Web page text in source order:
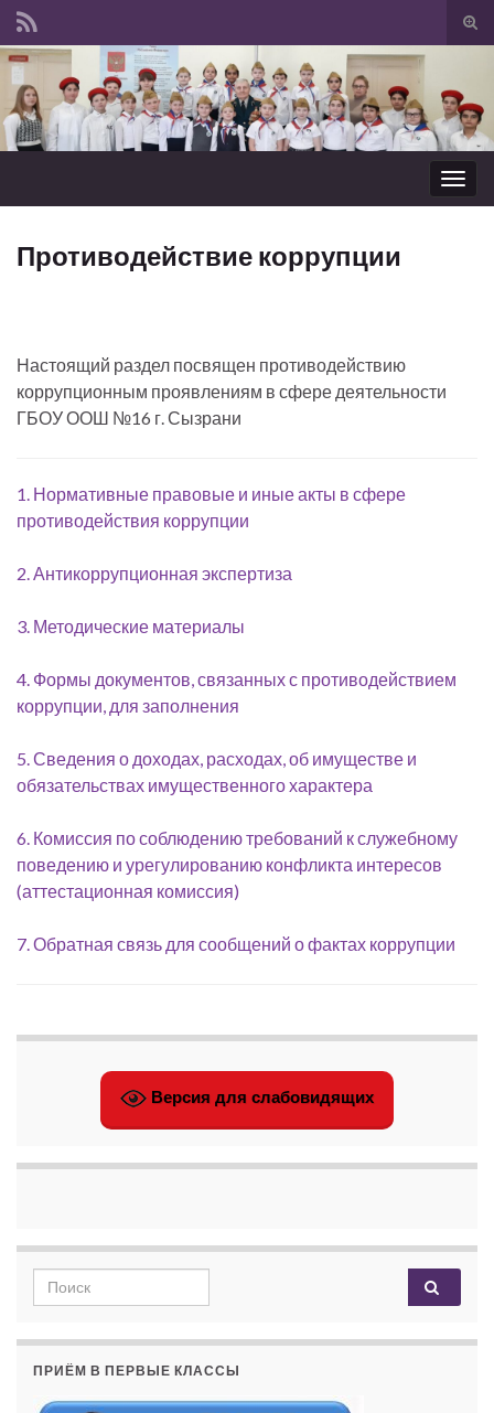
Вкл/
Search for:
Вкл/
выкл
Противодействие коррупции
Настоящий раздел посвящен противодействию
коррупционным проявлениям в сфере деятельности
ГБОУ ООШ №16 г. Сызрани
1. Нормативные правовые и иные акты в сфере
противодействия коррупции
2. Антикоррупционная экспертиза
3. Методические материалы
4. Формы документов, связанных с противодействием
коррупции, для заполнения
5. Сведения о доходах, расходах, об имуществе и
обязательствах имущественного характера
6. Комиссия по соблюдению требований к служебному
поведению и урегулированию конфликта интересов
(аттестационная комиссия)
7. Обратная связь для сообщений о фактах коррупции
Версия для слабовидящих
Search for:
ПРИЁМ В ПЕРВЫЕ КЛАССЫ